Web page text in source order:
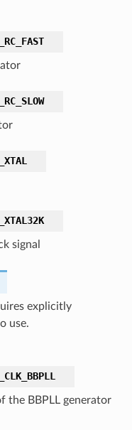
signal
explicitly
use.
the BBPLL generator